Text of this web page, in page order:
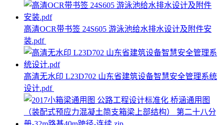
高清OCR带书签 24S605 游泳池给水排水设计及附件安
装.pdf
高清无水印 L23D702 山东省建筑设备智慧安全管理系统
设计.pdf